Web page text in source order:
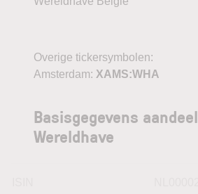
Overige tickersymbolen:
Amsterdam: XAMS:WHA
Basisgegevens aandeel
Wereldhave